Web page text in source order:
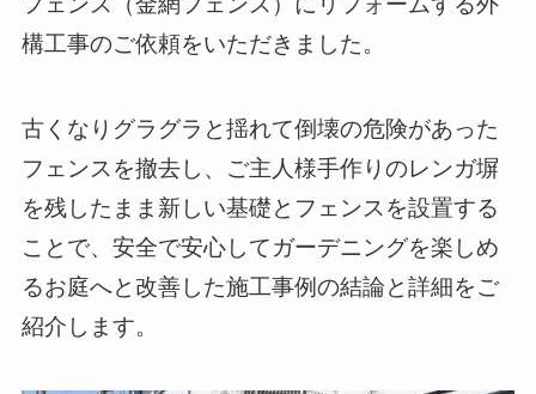
構工事のご依頼をいただきました。
古くなりグラグラと揺れて倒壊の危険があった
フェンスを撤去し、ご主人様手作りのレンガ塀
を残したまま新しい基礎とフェンスを設置する
ことで、安全で安心してガーデニングを楽しめ
るお庭へと改善した施工事例の結論と詳細をご
紹介します。